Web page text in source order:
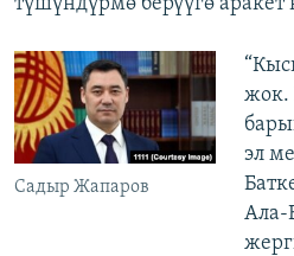
Садыр Жапаров
жок.
эл
Ала-